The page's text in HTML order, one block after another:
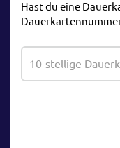
Hast du eine